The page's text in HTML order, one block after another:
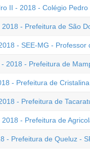
II - 2018 - Colégio
2018 - Prefeitura de São
- SEE-MG -
- 2018 - Prefeitura de
- Prefeitura de
- Prefeitura de
2018 - Prefeitura de
- Prefeitura de Queluz -